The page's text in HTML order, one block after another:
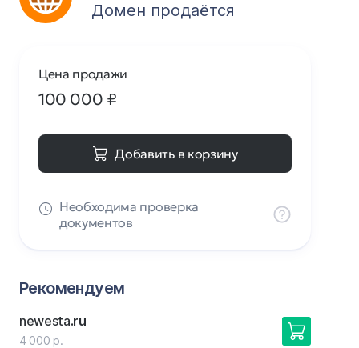
Домен продаётся
Цена продажи
100 000 ₽
Добавить в корзину
Необходима проверка
документов
Рекомендуем
newesta.ru
4 000 р.